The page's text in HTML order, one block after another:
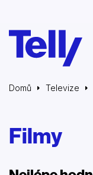
Domů Televize
Filmy